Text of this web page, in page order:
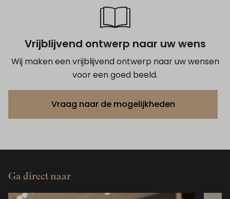
Vrijblijvend ontwerp naar uw wens
Wij maken een vrijblijvend ontwerp naar uw wensen
voor een goed beeld.
Vraag naar de mogelijkheden
Ga direct naar